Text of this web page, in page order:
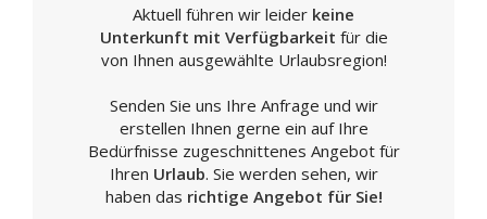
Raffadali
Realmonte
Sambuca di Sicilia
San Biagio Platani
Aktuell führen wir leider keine
Unterkunft mit Verfügbarkeit für die
von Ihnen ausgewählte Urlaubsregion!
Senden Sie uns Ihre Anfrage und wir
erstellen Ihnen gerne ein auf Ihre
Bedürfnisse zugeschnittenes Angebot für
Ihren Urlaub. Sie werden sehen, wir
haben das richtige Angebot für Sie!